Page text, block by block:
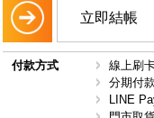
立即結帳
付款方式
線上刷
分期付
LINE